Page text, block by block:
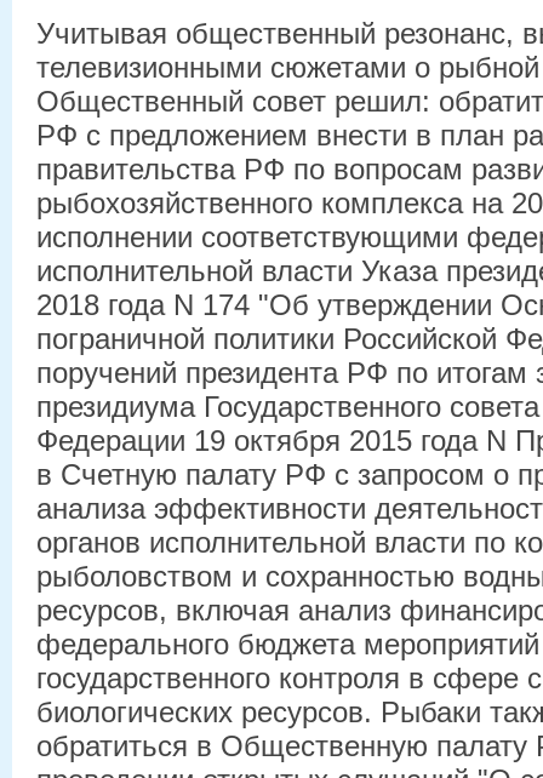
Учитывая общественный резонанс,
телевизионными сюжетами о рыбной
Общественный совет решил:
РФ с предложением внести в план
правительства РФ по вопросам
рыбохозяйственного комплекса на
исполнении соответствующими
исполнительной власти Указа
2018 года N 174 "Об утверждении
пограничной политики Российской
поручений президента РФ по итогам
президиума Государственного
Федерации 19 октября 2015 года N
в Счетную палату РФ с запросом о
анализа эффективности
органов исполнительной власти по
рыболовством и сохранностью
ресурсов, включая анализ
федерального бюджета мероприятий
государственного контроля в сфере
биологических ресурсов. Рыбаки
обратиться в Общественную